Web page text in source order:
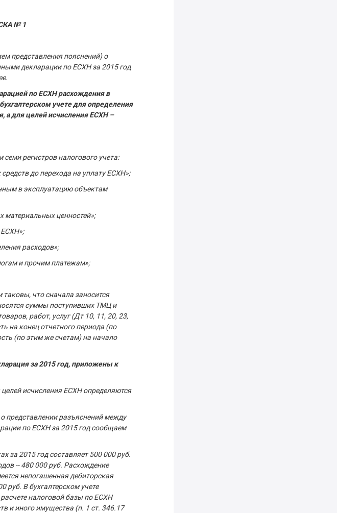
№ 1
представления пояснений) о
декларации по ЕСХН за 2015 год
по ЕСХН расхождения в
учете для определения
а для целей исчисления ЕСХН –
регистров налогового учета:
до перехода на уплату ЕСХН»;
в эксплуатацию объектам
материальных ценностей»;
ЕСХН»;
расходов»;
и прочим платежам»;
что сначала заносится
суммы поступивших ТМЦ и
работ, услуг (Дт 10, 11, 20, 23,
на конец отчетного периода (по
(по этим же счетам) на начало
за 2015 год, приложены к
исчисления ЕСХН определяются
представлении разъяснений между
по ЕСХН за 2015 год сообщаем
за 2015 год составляет 500 000 руб.
-- 480 000 руб. Расхождение
непогашенная дебиторская
руб. В бухгалтерском учете
налоговой базы по ЕСХН
и иного имущества (п. 1 ст. 346.17